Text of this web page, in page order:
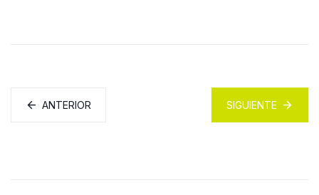
ANTERIOR SIGUIENTE